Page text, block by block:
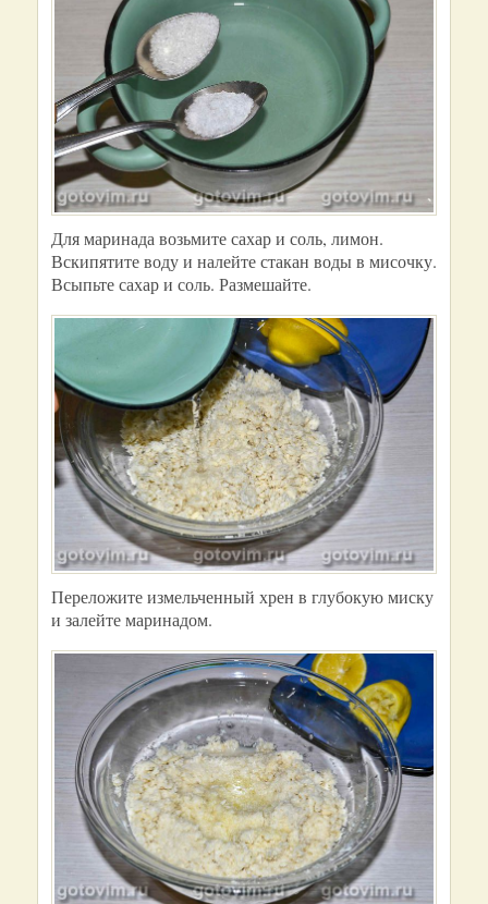
Для маринада возьмите сахар и соль, лимон.
Вскипятите воду и налейте стакан воды в мисочку.
Всыпьте сахар и соль. Размешайте.
Переложите измельченный хрен в глубокую миску
и залейте маринадом.